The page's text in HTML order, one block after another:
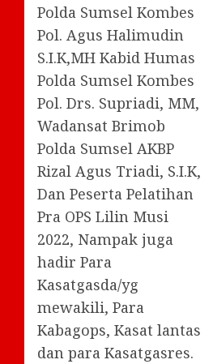
Polda Sumsel Kombes
Pol. Agus Halimudin
S.I.K,MH Kabid Humas
Polda Sumsel Kombes
Pol. Drs. Supriadi, MM,
Wadansat Brimob
Polda Sumsel AKBP
Rizal Agus Triadi, S.I.K,
Dan Peserta Pelatihan
Pra OPS Lilin Musi
2022, Nampak juga
hadir Para
Kasatgasda/yg
mewakili, Para
Kabagops, Kasat lantas
dan para Kasatgasres.